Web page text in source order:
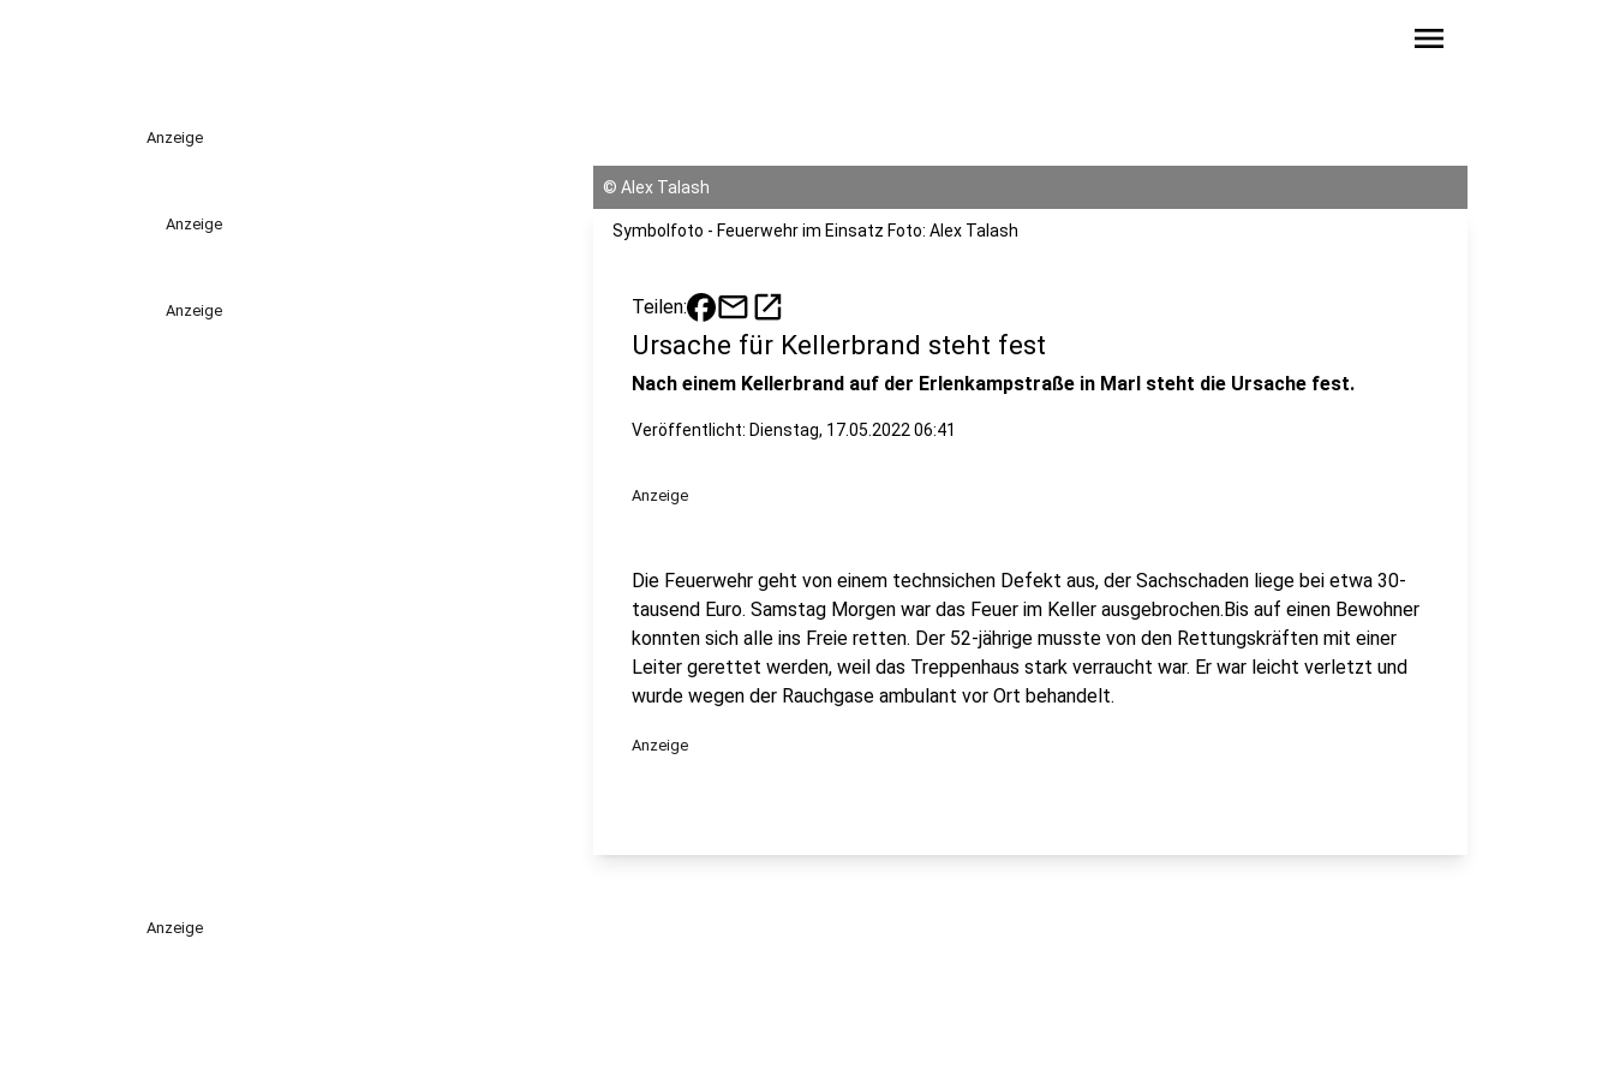
menu
Anzeige
Anzeige
Anzeige
© Alex Talash
Symbolfoto - Feuerwehr im Einsatz Foto: Alex Talash
Teilen: mailopen_in_new
Ursache für Kellerbrand steht fest
Nach einem Kellerbrand auf der Erlenkampstraße in Marl steht die Ursache fest.
Veröffentlicht: Dienstag, 17.05.2022 06:41
Anzeige
Die Feuerwehr geht von einem technsichen Defekt aus, der Sachschaden liege bei etwa 30-
tausend Euro. Samstag Morgen war das Feuer im Keller ausgebrochen.Bis auf einen Bewohner
konnten sich alle ins Freie retten. Der 52-jährige musste von den Rettungskräften mit einer
Leiter gerettet werden, weil das Treppenhaus stark verraucht war. Er war leicht verletzt und
wurde wegen der Rauchgase ambulant vor Ort behandelt.
Anzeige
Anzeige